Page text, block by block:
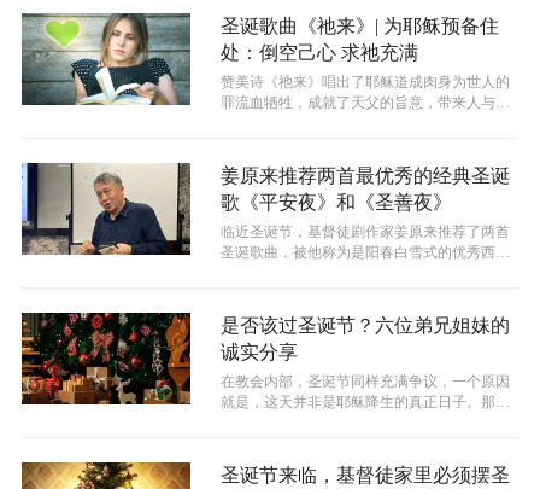
圣诞歌曲《祂来》| 为耶稣预备住
处：倒空己心 求祂充满
赞美诗《祂来》唱出了耶稣道成肉身为世人的
罪流血牺牲，成就了天父的旨意，带来人与上
姜原来推荐两首最优秀的经典圣诞
歌《平安夜》和《圣善夜》
临近圣诞节，基督徒剧作家姜原来推荐了两首
圣诞歌曲，被他称为是阳春白雪式的优秀西方
是否该过圣诞节？六位弟兄姐妹的
诚实分享
在教会内部，圣诞节同样充满争议，一个原因
就是，这天并非是耶稣降生的真正日子。那我
圣诞节来临，基督徒家里必须摆圣